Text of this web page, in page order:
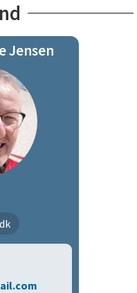
Jensen